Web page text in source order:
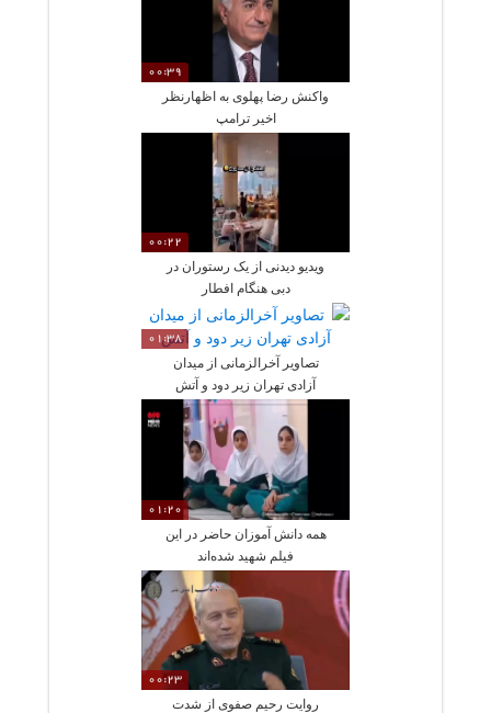
00:39
واکنش رضا پهلوی به اظهارنظر
اخیر ترامپ
00:22
ویدیو دیدنی از یک رستوران در
دبی هنگام افطار
01:38
تصاویر آخرالزمانی از میدان
آزادی تهران زیر دود و آتش
01:20
همه دانش آموزان حاضر در این
فیلم شهید شده‌اند
00:23
روایت رحیم صفوی از شدت